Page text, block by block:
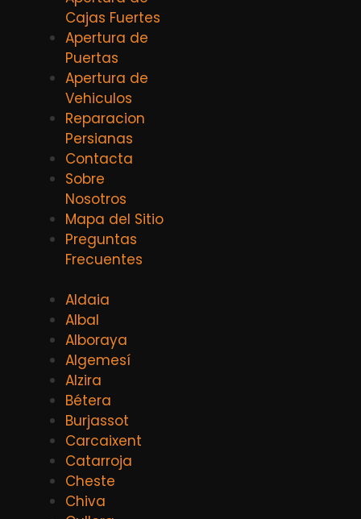
Cajas Fuertes
Apertura de
Puertas
Apertura de
Vehiculos
Reparacion
Persianas
Contacta
Sobre
Nosotros
Mapa del Sitio
Preguntas
Frecuentes
Aldaia
Albal
Alboraya
Algemesí
Alzira
Bétera
Burjassot
Carcaixent
Catarroja
Cheste
Chiva